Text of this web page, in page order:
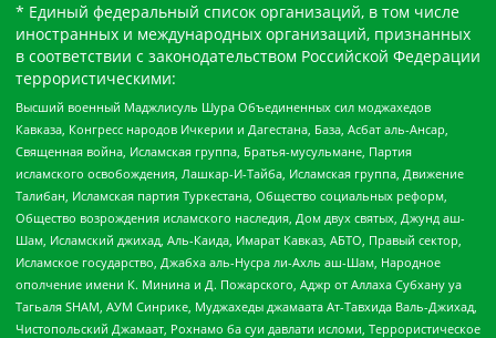
* Единый федеральный список организаций, в том числе
иностранных и международных организаций, признанных
в соответствии с законодательством Российской Федерации
террористическими:
Высший военный Маджлисуль Шура Объединенных сил моджахедов
Кавказа, Конгресс народов Ичкерии и Дагестана, База, Асбат аль-Ансар,
Священная война, Исламская группа, Братья-мусульмане, Партия
исламского освобождения, Лашкар-И-Тайба, Исламская группа, Движение
Талибан, Исламская партия Туркестана, Общество социальных реформ,
Общество возрождения исламского наследия, Дом двух святых, Джунд аш-
Шам, Исламский джихад, Аль-Каида, Имарат Кавказ, АБТО, Правый сектор,
Исламское государство, Джабха аль-Нусра ли-Ахль аш-Шам, Народное
ополчение имени К. Минина и Д. Пожарского, Аджр от Аллаха Субхану уа
Тагьаля SHAM, АУМ Синрике, Муджахеды джамаата Ат-Тавхида Валь-Джихад,
Чистопольский Джамаат, Рохнамо ба суи давлати исломи, Террористическое